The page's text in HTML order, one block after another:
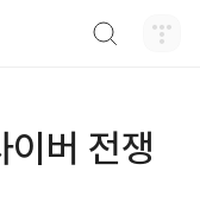
이버 전쟁